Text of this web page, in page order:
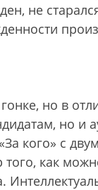
не
но в
но и
кого» с
как